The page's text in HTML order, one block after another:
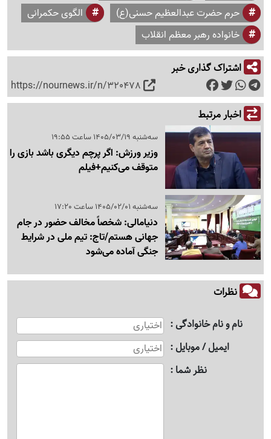
حرم حضرت عبدالعظیم حسنی(ع)
الگوی حکمرانی
خانواده رهبر معظم انقلاب
اشتراک گذاری خبر
https://nournews.ir/n/320478
اخبار مرتبط
سه‌شنبه 1405/03/19 ساعت 19:55
وزیر ورزش: اگر پرچم دیگری باشد بازی را
متوقف می‌کنیم+فیلم
سه‌شنبه 1405/02/01 ساعت 17:20
دنیامالی: شخصاً مخالف حضور در جام‌
جهانی هستم/تاج: تیم ملی در شرایط
جنگی آماده می‌شود
نظرات
نام و نام خانوادگی
ایمیل / موبایل
نظر شما